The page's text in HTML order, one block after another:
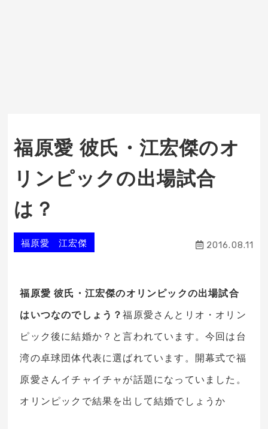
福原愛 彼氏・江宏傑のオ
リンピックの出場試合
は？
福原愛 江宏傑 2016.08.11
福原愛 彼氏・江宏傑のオリンピックの出場試合
はいつなのでしょう？福原愛さんとリオ・オリン
ピック後に結婚か？と言われています。今回は台
湾の卓球団体代表に選ばれています。開幕式で福
原愛さんイチャイチャが話題になっていました。
オリンピックで結果を出して結婚でしょうか